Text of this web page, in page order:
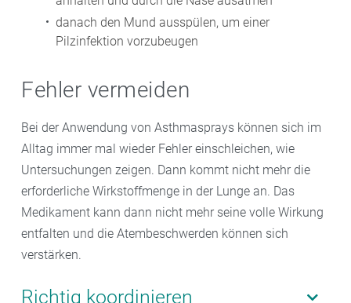
danach den Mund ausspülen, um einer
Pilzinfektion vorzubeugen
Fehler vermeiden
Bei der Anwendung von Asthmasprays können sich im
Alltag immer mal wieder Fehler einschleichen, wie
Untersuchungen zeigen. Dann kommt nicht mehr die
erforderliche Wirkstoffmenge in der Lunge an. Das
Medikament kann dann nicht mehr seine volle Wirkung
entfalten und die Atembeschwerden können sich
verstärken.
Richtig koordinieren